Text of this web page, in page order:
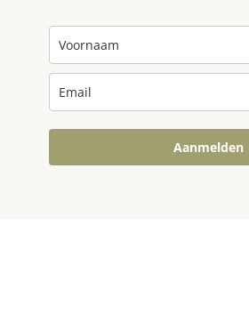
Aanmelden